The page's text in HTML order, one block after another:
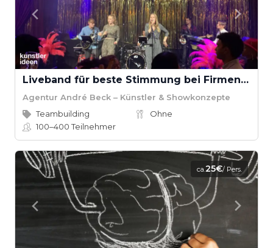
Liveband für beste Stimmung bei Firmenevents
Agentur André Beck – Künstler & Showkonzepte
Teambuilding
Ohne
100–400Teilnehmer
ca.25€/ Pers.